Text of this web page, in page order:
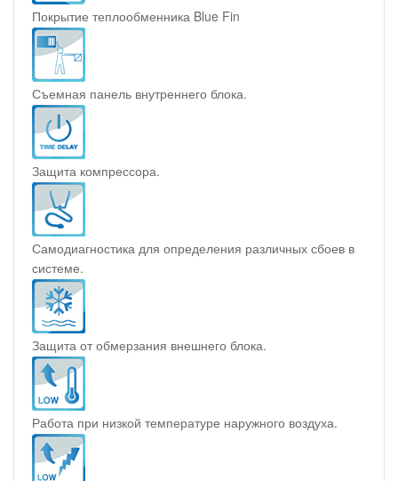
Покрытие теплообменника Blue Fin
Съемная панель внутреннего блока.
Защита компрессора.
Самодиагностика для определения различных сбоев в
системе.
Защита от обмерзания внешнего блока.
Работа при низкой температуре наружного воздуха.